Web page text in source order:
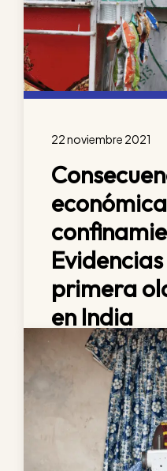
22 noviembre 2021
primera
en India